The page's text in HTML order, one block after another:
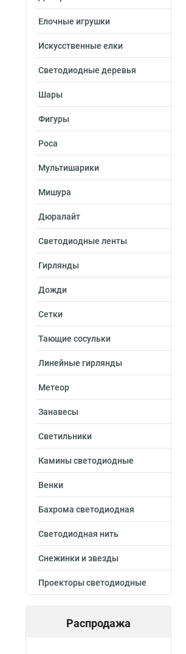
Елочные игрушки
Искусственные елки
Светодиодные деревья
Шары
Фигуры
Роса
Мультишарики
Мишура
Дюралайт
Светодиодные ленты
Гирлянды
Дожди
Сетки
Тающие сосульки
Линейные гирлянды
Метеор
Занавесы
Светильники
Камины светодиодные
Венки
Бахрома светодиодная
Светодиодная нить
Снежинки и звезды
Проекторы светодиодные
Распродажа